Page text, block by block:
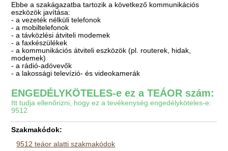
Ebbe a szakágazatba tartozik a következő kommunikációs
eszközök javítása:
- a vezeték nélküli telefonok
- a mobiltelefonok
- a távközlési átviteli modemek
- a faxkészülékek
- a kommunikációs átviteli eszközök (pl. routerek, hidak,
modemek)
- a rádió-adóvevők
- a lakossági televízió- és videokamerák
ENGEDÉLYKÖTELES-e ez a TEÁOR szám:
Itt tudja ellenőrizni, hogy ez a tevékenység engedélyköteles-e:
9512
Szakmakódok:
9512 teáor alatti szakmakódok